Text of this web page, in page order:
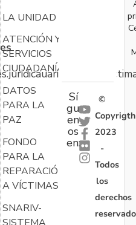
LA UNIDAD
ATENCIÓN Y
SERVICIOS
CIUDADANÍA
DATOS
PARA LA
PAZ
FONDO
PARA LA
REPARACIÓN
A VÍCTIMAS
SNARIV-
Sí
gu
en
os
en:
©
Copyrigth
2023
-
Todos
los
derechos